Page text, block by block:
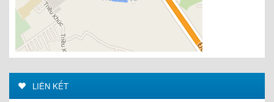
LIÊN KẾT